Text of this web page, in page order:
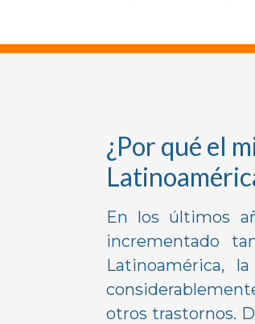
¿Por qué el
En los últimos
incrementado
Latinoamérica,
otros trastornos.